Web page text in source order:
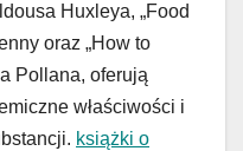
Huxleya, „Food
oraz „How to
Pollana, oferują
właściwości i
książki o